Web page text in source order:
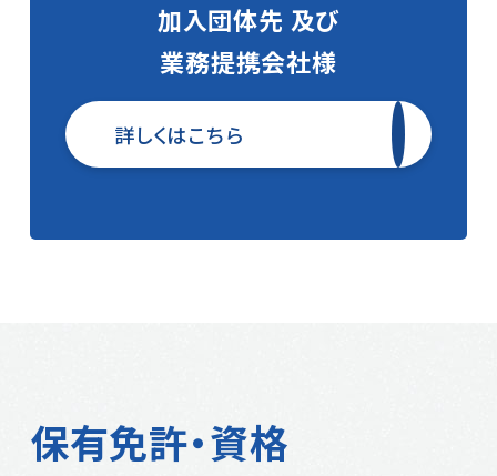
加入団体先 及び
業務提携会社様
詳しくはこちら
保有免許・資格